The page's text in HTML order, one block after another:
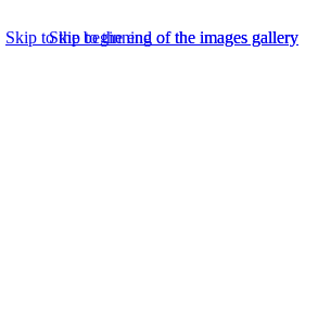
Skip to the end of the images gallery
Skip to the beginning of the images gallery